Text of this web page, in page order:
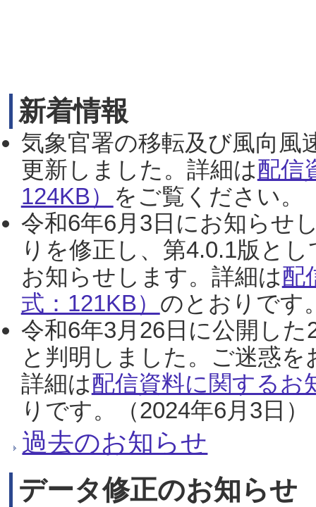
新着情報
気象官署の移転及び風向風
更新しました。詳細は配信
124KB） をご覧ください。
令和6年6月3日にお知らせ
りを修正し、第4.0.1版と
お知らせします。詳細は配
式：121KB） のとおりです
令和6年3月26日に公開し
と判明しました。ご迷惑
詳細は配信資料に関するお
りです。（2024年6月3日）
過去のお知らせ
データ修正のお知らせ